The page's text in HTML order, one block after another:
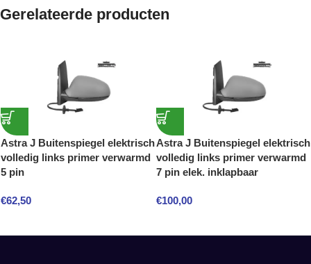
Gerelateerde producten
Astra J Buitenspiegel elektrisch
volledig links primer verwarmd
5 pin
€62,50
Astra J Buitenspiegel elektrisch
volledig links primer verwarmd
7 pin elek. inklapbaar
€100,00